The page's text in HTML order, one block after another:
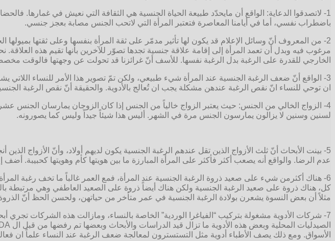
1- لاتصدقوا الدعاية: الواقع أن مايحدّد طبيعة الحياة الجنسية هي الثقافة التي نعيش في غمارها.
باضطراب نفسي، أما في أيامنا المعاصرة فتعتبر المرأة التي لاتحب الجنس مصابة بعجز جنسي.
2- من المعروف أنّ وسائل الإعلام قد يكون لها تأثير مدمّر على ثقة المرأة بنفسها وعلى ثقتها
مرغوب فيه وبدل أن تعمد المرأة إلى إقامة علاقة جنسية تجدها تصوّر للآخرين بأنها تقيم هذه
الخارجي للقدرة على الرغبة بدل الرغبة نفسها. للأسف أنّ غرائزنا قد تحولت عن وجهتها فالوقت
3- الواقع أنّ ضعف الرغبة الجنسية عند المرأة شيء طبيعي، ولكن تمّ تصوير هذا الأمر للنساء
ان توحي للنساء انّ نقص الرغبة عندهن مشكلة يجب ان تُعالج بالأدوية. والحقيقة أنّ نقص الرغبة
لسنين وسنين لا يزالون يمارسون الجنس مرة في الشهر. أليس هذا شيئاً جيداً وليس كما يصورونه.
5- بينت الأبحاث أنّ ثلث الأزواج الذين تقل عندهم الرغبة الجنسية يكون لديهم أولاد، وأنّ الأزواج
عدم الرضا. والواقع أنه يصعب أكثر فأكثر على المرأة المبارزة ما بين هويتها كأم وهويتها كحبيبة.
6- هناك أكثرمن شيء على صعيد ذروة الرغبة الجنسية عند المرأة، فمع العمر غالباً ما تخف رغبة
كل، هناك ذروة على صعيد الرغبة الجنسية ولكن هناك أيضاً ذروة على الصعيد العاطفي وهي مرتبطة
مثلاً أن بعض النسوة يشعرن بولادة الرغبة الجنسية في عمر متأخر من حياتهن، ولحسن الحظ أنّ
7- شركات الأدوية مشغولة بتركيب “الفياغرا الوردية” الخاصة بالنساء، ومازالت هذه الشركات
الأسواق. ومع ذلك يصف الأطباء أدوية مثل التستسترون لمعالجة ضعف الرغبة عند النساء علماً ان